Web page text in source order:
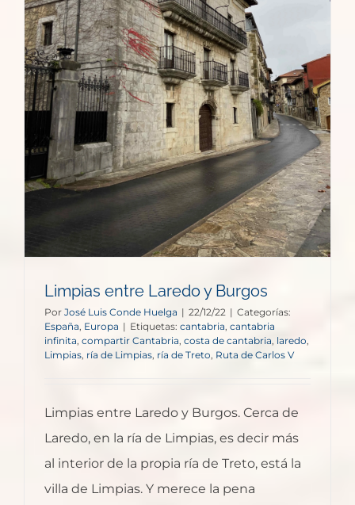
Limpias entre Laredo y Burgos
Por José Luis Conde Huelga | 22/12/22 | Categorías:
España Europa | Etiquetas: cantabria cantabria
infinita compartir Cantabria costa de cantabria laredo
Limpias, ría de Limpias ría de Treto, Ruta de Carlos V
Limpias entre Laredo y Burgos. Cerca de
Laredo, en la ría de Limpias, es decir más
al interior de la propia ría de Treto, está la
villa de Limpias. Y merece la pena